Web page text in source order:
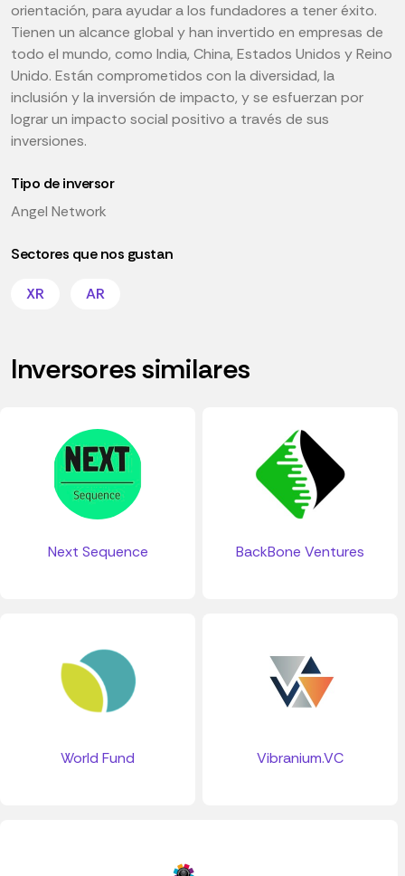
orientación, para ayudar a los fundadores a tener éxito.
Tienen un alcance global y han invertido en empresas de
todo el mundo, como India, China, Estados Unidos y Reino
Unido. Están comprometidos con la diversidad, la
inclusión y la inversión de impacto, y se esfuerzan por
lograr un impacto social positivo a través de sus
inversiones.
Tipo de inversor
Angel Network
Sectores que nos gustan
XR AR
Inversores similares
Next Sequence BackBone Ventures
World Fund Vibranium.VC